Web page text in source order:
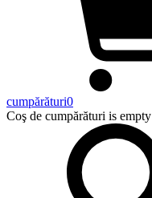
cumpărături0
Coş de cumpărături is empty